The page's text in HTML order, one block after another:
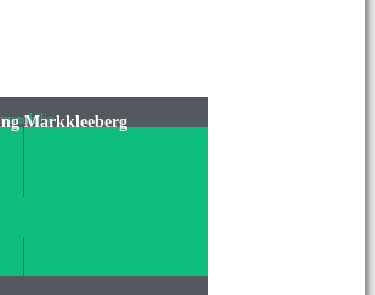
Markkleeberg